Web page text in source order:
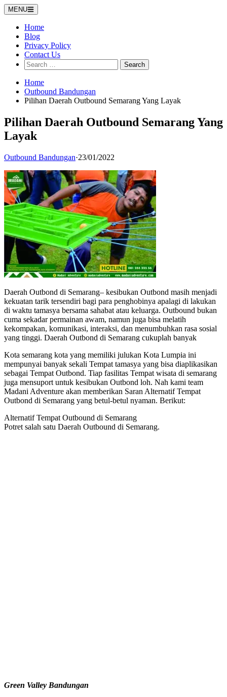
Skip
to
content
MENU
Home
Blog
Privacy Policy
Contact Us
Search
for:
Home
Outbound Bandungan
Pilihan Daerah Outbound Semarang Yang Layak
Pilihan Daerah Outbound Semarang Yang
Layak
Outbound Bandungan·23/01/2022
Daerah Outbond di Semarang– kesibukan Outbond masih menjadi
kekuatan tarik tersendiri bagi para penghobinya apalagi di lakukan
di waktu tamasya bersama sahabat atau keluarga. Outbound bukan
cuma sekadar permainan awam, namun juga bisa melatih
kekompakan, komunikasi, interaksi, dan menumbuhkan rasa sosial
yang tinggi. Daerah Outbond di Semarang cukuplah banyak
Kota semarang kota yang memiliki julukan Kota Lumpia ini
mempunyai banyak sekali Tempat tamasya yang bisa diaplikasikan
sebagai Tempat Outbond. Tiap fasilitas Tempat wisata di semarang
juga mensuport untuk kesibukan Outbond loh. Nah kami team
Madani Adventure akan memberikan Saran Alternatif Tempat
Outbond di Semarang yang betul-betul nyaman. Berikut:
Alternatif Tempat Outbound di Semarang
Potret salah satu Daerah Outbound di Semarang.
Green Valley Bandungan